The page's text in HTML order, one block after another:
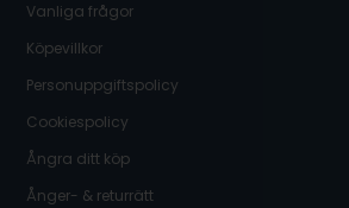
Vanliga frågor
Köpevillkor
Personuppgiftspolicy
Cookiespolicy
Ångra ditt köp
Ånger- & returrätt